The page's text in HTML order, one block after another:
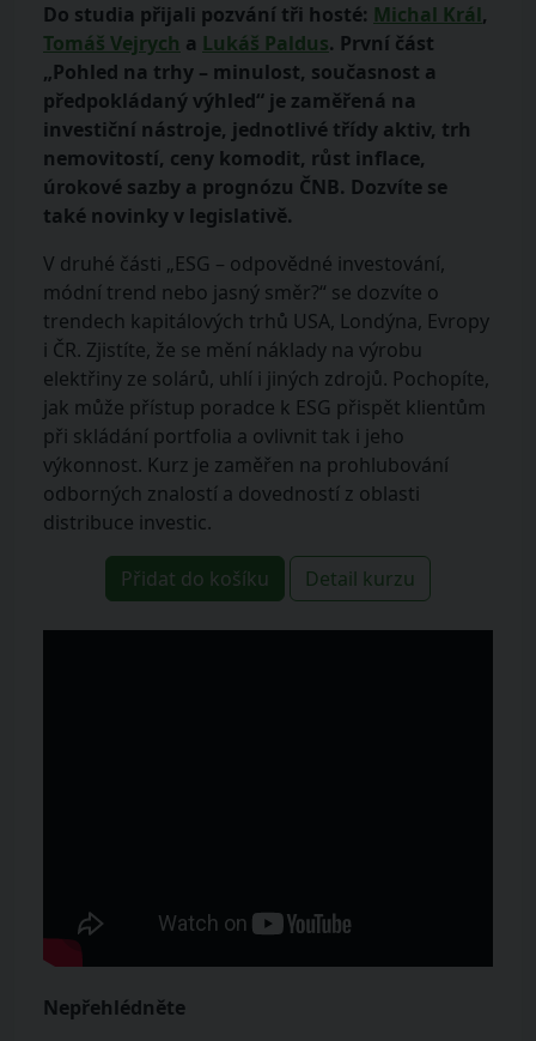
Do studia přijali pozvání tři hosté: Michal Král,
Tomáš Vejrych a Lukáš Paldus. První část
„Pohled na trhy – minulost, současnost a
předpokládaný výhled“ je zaměřená na
investiční nástroje, jednotlivé třídy aktiv, trh
nemovitostí, ceny komodit, růst inflace,
úrokové sazby a prognózu ČNB. Dozvíte se
také novinky v legislativě.
V druhé části „ESG – odpovědné investování,
módní trend nebo jasný směr?“ se dozvíte o
trendech kapitálových trhů USA, Londýna, Evropy
i ČR. Zjistíte, že se mění náklady na výrobu
elektřiny ze solárů, uhlí i jiných zdrojů. Pochopíte,
jak může přístup poradce k ESG přispět klientům
při skládání portfolia a ovlivnit tak i jeho
výkonnost. Kurz je zaměřen na prohlubování
odborných znalostí a dovedností z oblasti
distribuce investic.
Přidat do košíku Detail kurzu
Nepřehlédněte